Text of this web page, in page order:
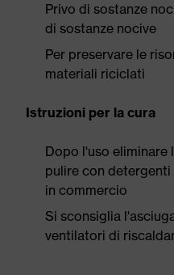
Privo di sostanze
di sostanze nocive
Per preservare le
materiali riciclati
Istruzioni per la cura
Dopo l'uso
pulire con
in commercio
Si sconsiglia
ventilatori di